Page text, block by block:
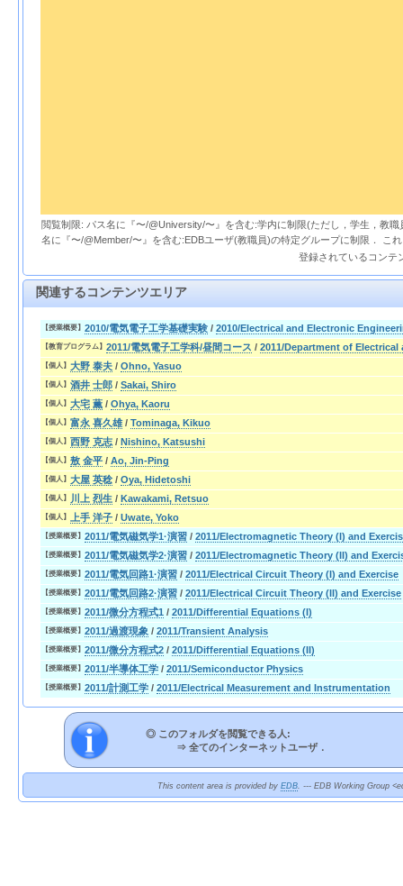
閲覧制限: パス名に『〜/@University/〜』を含む:学内に制限(ただし，学生，教
名に『〜/@Member/〜』を含む:EDBユーザ(教職員)の特定グループに制限． こ
登録されているコンテ
関連するコンテンツエリア
【授業概要】 2010/電気電子工学基礎実験 / 2010/Electrical and Electronic
【教育プログラム】 2011/電気電子工学科/昼間コース / 2011/Department of
【個人】 大野 泰夫 / Ohno, Yasuo
【個人】 酒井 士郎 / Sakai, Shiro
【個人】 大宅 薫 / Ohya, Kaoru
【個人】 富永 喜久雄/ Tominaga, Kikuo
【個人】 西野 克志 / Nishino, Katsushi
【個人】 敖 金平 / Ao, Jin-Ping
【個人】 大屋 英稔 / Oya, Hidetoshi
【個人】 川上 烈生 / Kawakami, Retsuo
【個人】 上手 洋子 / Uwate, Yoko
【授業概要】 2011/電気磁気学1·演習 / 2011/Electromagnetic Theory (I) and
【授業概要】 2011/電気磁気学2·演習 / 2011/Electromagnetic Theory (II) and
【授業概要】 2011/電気回路1·演習 / 2011/Electrical Circuit Theory (I) and Exercise
【授業概要】 2011/電気回路2·演習 / 2011/Electrical Circuit Theory (II) and Exercise
【授業概要】 2011/微分方程式1 / 2011/Differential Equations (I)
【授業概要】 2011/過渡現象 / 2011/Transient Analysis
【授業概要】 2011/微分方程式2 / 2011/Differential Equations (II)
【授業概要】 2011/半導体工学 / 2011/Semiconductor Physics
【授業概要】 2011/計測工学 / 2011/Electrical Measurement and Instrumentation
◎ このフォルダを閲覧できる人:
⇒ 全てのインターネットユーザ．
This content area is provided by EDB. --- EDB Working Group